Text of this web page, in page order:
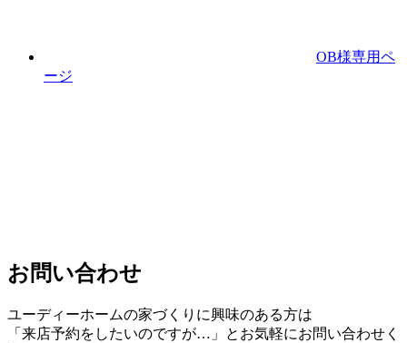
OB様専用ペ
ージ
お問い合わせ
ユーディーホームの家づくりに興味のある⽅は
「来店予約をしたいのですが…」とお気軽にお問い合わせく